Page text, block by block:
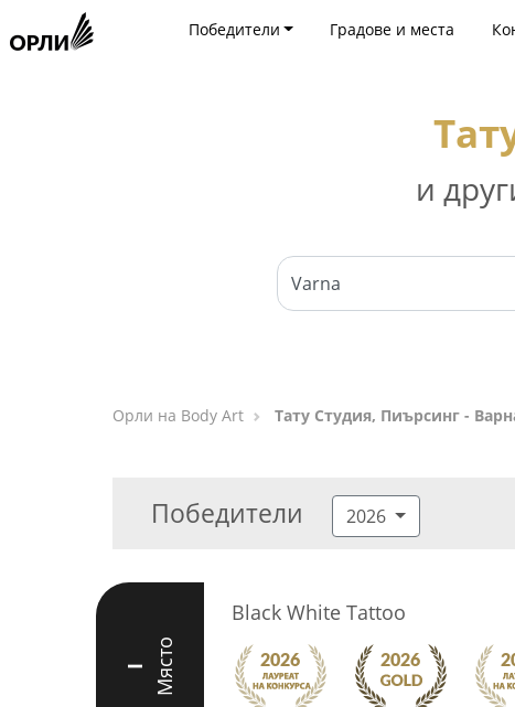
Победители Градове и места
и
Орли на Body Art Тату Студия, Пиърсинг -
Победители 2026
I Място
Black White Tattoo